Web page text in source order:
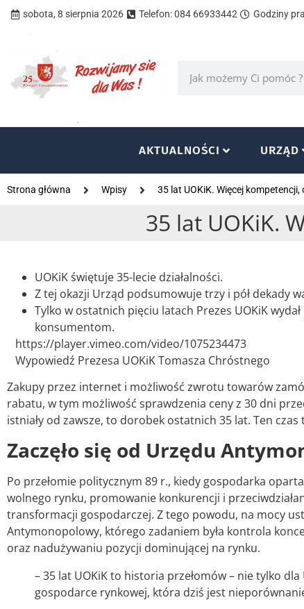
sobota, 8 sierpnia 2026 Telefon: 084 66933442 Godziny
AKTUALNOŚCI URZĄD
Strona główna Wpisy 35 lat UOKiK. Więcej kompetencji,
35 lat UOKiK.
UOKiK świętuje 35-lecie działalności.
Z tej okazji Urząd podsumowuje trzy i pół dekady
Tylko w ostatnich pięciu latach Prezes UOKiK
konsumentom.
https://player.vimeo.com/video/1075234473
Wypowiedź Prezesa UOKiK Tomasza Chróstnego
Zakupy przez internet i możliwość zwrotu towarów
rabatu, w tym możliwość sprawdzenia ceny z 30 dni
istniały od zawsze, to dorobek ostatnich 35 lat. Ten
Zaczęło się od Urzędu
Po przełomie politycznym 89 r., kiedy gospodarka
wolnego rynku, promowanie konkurencji i
transformacji gospodarczej. Z tego powodu, na mocy
Antymonopolowy, którego zadaniem była kontrola
oraz nadużywaniu pozycji dominującej na rynku.
– 35 lat UOKiK to historia przełomów – nie tylko
gospodarce rynkowej, która dziś jest